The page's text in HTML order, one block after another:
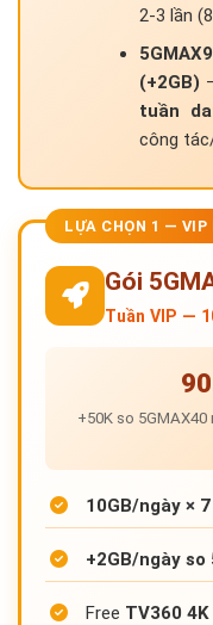
2-3 lần
(+2GB)
tuần
công
LỰA CHỌN 1 — VIP
Gói
Tuần VIP —
+50K so
10GB/ngày ×
+2GB/ngày so
Free TV360